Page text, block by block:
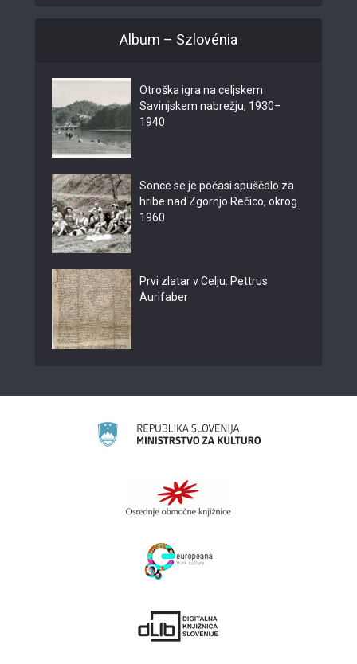
Album – Szlovénia
Otroška igra na celjskem
Savinjskem nabrežju, 1930–
1940
Sonce se je počasi spuščalo za
hribe nad Zgornjo Rečico, okrog
1960
Prvi zlatar v Celju: Pettrus
Aurifaber